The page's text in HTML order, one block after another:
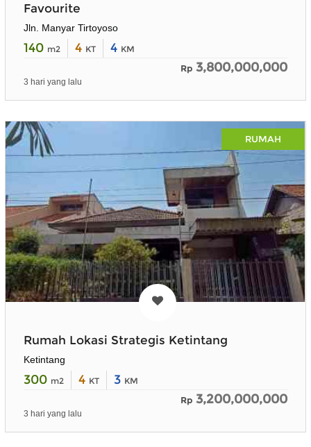
Favourite
Jln. Manyar Tirtoyoso
140 m2 4 KT 4 KM
Rp 3,800,000,000
3 hari yang lalu
RUMAH
Rumah Lokasi Strategis Ketintang
Ketintang
300 m2 4 KT 3 KM
Rp 3,200,000,000
3 hari yang lalu